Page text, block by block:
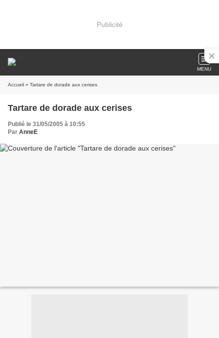
Publicité
MENU
Accueil » Tartare de dorade aux cerises
Tartare de dorade aux cerises
Publié le 31/05/2005 à 10:55
Par AnneE